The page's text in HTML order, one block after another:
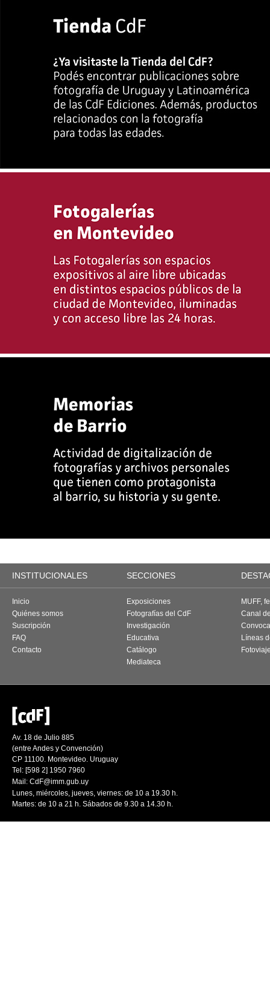
INSTITUCIONALES SECCIONES
Inicio
Quiénes somos
Suscripción
FAQ
Contacto
Exposiciones
Fotografías del CdF
Investigación
Educativa
Catálogo
Mediateca
MUFF,
Canal
Líneas
Av. 18 de Julio 885
(entre Andes y Convención)
CP 11100. Montevideo. Uruguay
Tel: [598 2] 1950 7960
Mail: CdF@imm.gub.uy
Lunes, miércoles, jueves, viernes: de 10 a 19.30 h.
Martes: de 10 a 21 h. Sábados de 9.30 a 14.30 h.